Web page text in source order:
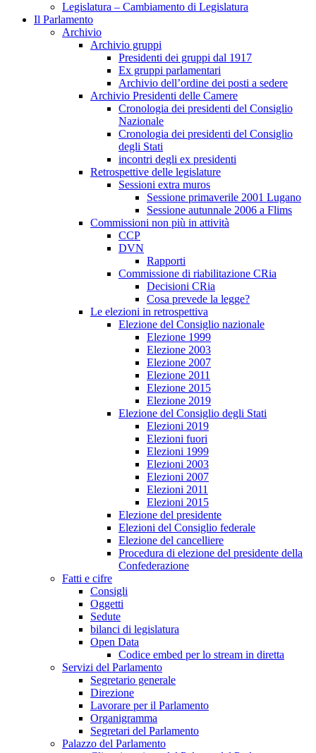
Legislatura – Cambiamento di Legislatura
Il Parlamento
Archivio
Archivio gruppi
Presidenti dei gruppi dal 1917
Ex gruppi parlamentari
Archivio dell’ordine dei posti a sedere
Archivio Presidenti delle Camere
Cronologia dei presidenti del Consiglio
Nazionale
Cronologia dei presidenti del Consiglio
degli Stati
incontri degli ex presidenti
Retrospettive delle legislature
Sessioni extra muros
Sessione primaverile 2001 Lugano
Sessione autunnale 2006 a Flims
Commissioni non più in attività
CCP
DVN
Rapporti
Commissione di riabilitazione CRia
Decisioni CRia
Cosa prevede la legge?
Le elezioni in retrospettiva
Elezione del Consiglio nazionale
Elezione 1999
Elezione 2003
Elezione 2007
Elezione 2011
Elezione 2015
Elezione 2019
Elezione del Consiglio degli Stati
Elezioni 2019
Elezioni fuori
Elezioni 1999
Elezioni 2003
Elezioni 2007
Elezioni 2011
Elezioni 2015
Elezione del presidente
Elezioni del Consiglio federale
Elezione del cancelliere
Procedura di elezione del presidente della
Confederazione
Fatti e cifre
Consigli
Oggetti
Sedute
bilanci di legislatura
Open Data
Codice embed per lo stream in diretta
Servizi del Parlamento
Segretario generale
Direzione
Lavorare per il Parlamento
Organigramma
Segretari del Parlamento
Palazzo del Parlamento